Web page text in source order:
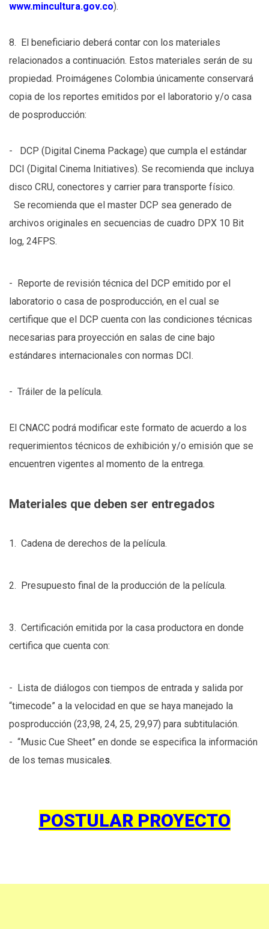
www.mincultura.gov.co).
8. El beneficiario deberá contar con los materiales
relacionados a continuación. Estos materiales serán de su
propiedad. Proimágenes Colombia únicamente conservará
copia de los reportes emitidos por el laboratorio y/o casa
de posproducción:
- DCP (Digital Cinema Package) que cumpla el estándar
DCI (Digital Cinema Initiatives). Se recomienda que incluya
disco CRU, conectores y carrier para transporte físico.
Se recomienda que el master DCP sea generado de
archivos originales en secuencias de cuadro DPX 10 Bit
log, 24FPS.
- Reporte de revisión técnica del DCP emitido por el
laboratorio o casa de posproducción, en el cual se
certifique que el DCP cuenta con las condiciones técnicas
necesarias para proyección en salas de cine bajo
estándares internacionales con normas DCI.
- Tráiler de la película.
El CNACC podrá modificar este formato de acuerdo a los
requerimientos técnicos de exhibición y/o emisión que se
encuentren vigentes al momento de la entrega.
Materiales que deben ser entregados
1. Cadena de derechos de la película.
2. Presupuesto final de la producción de la película.
3. Certificación emitida por la casa productora en donde
certifica que cuenta con:
- Lista de diálogos con tiempos de entrada y salida por
“timecode” a la velocidad en que se haya manejado la
posproducción (23,98, 24, 25, 29,97) para subtitulación.
- “Music Cue Sheet” en donde se especifica la información
de los temas musicales.
POSTULAR PROYECTO